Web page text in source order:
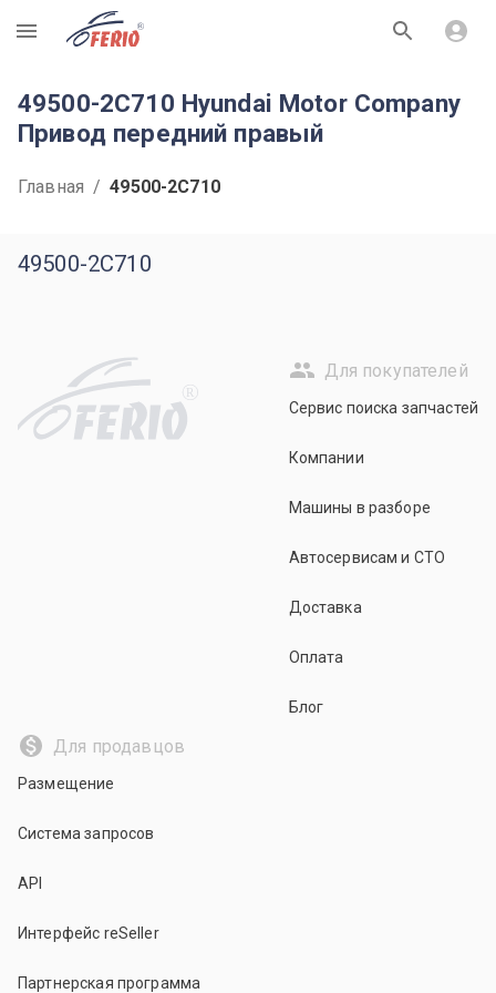
R
49500-2C710 Hyundai Motor Company
Привод передний правый
Главная / 49500-2C710
49500-2C710
R
Для покупателей
Сервис поиска запчастей
Компании
Машины в разборе
Автосервисам и СТО
Доставка
Оплата
Блог
Для продавцов
Размещение
Система запросов
API
Интерфейс reSeller
Партнерская программа